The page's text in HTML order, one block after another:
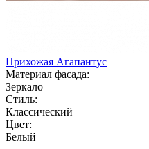
Прихожая Агапантус
Материал фасада:
Зеркало
Стиль:
Классический
Цвет:
Белый